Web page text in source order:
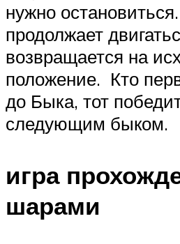
нужно
продолжает
возвращается на
положение. Кто
до Быка, тот
следующим быком.
игра
шарами